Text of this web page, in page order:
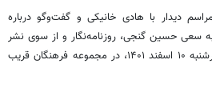
دیدار با هادی خانیکی و گفت‌وگو درباره‌
سعی حسین گنجی، روزنامه‌نگار و از سوی نشر
«طرح نو» منتشر شده است، چهارشنبه ۱۰ اسفند ۱۴۰۱، در مجموعه‌ فرهنگان قریب